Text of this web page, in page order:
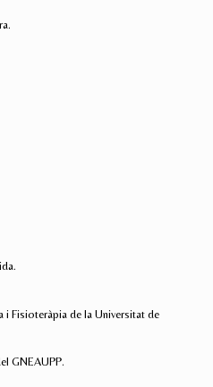
i Fisioteràpia de la Universitat de
GNEAUPP.